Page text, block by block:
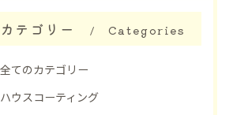
カテゴリー Categories
全てのカテゴリー
ハウスコーティング